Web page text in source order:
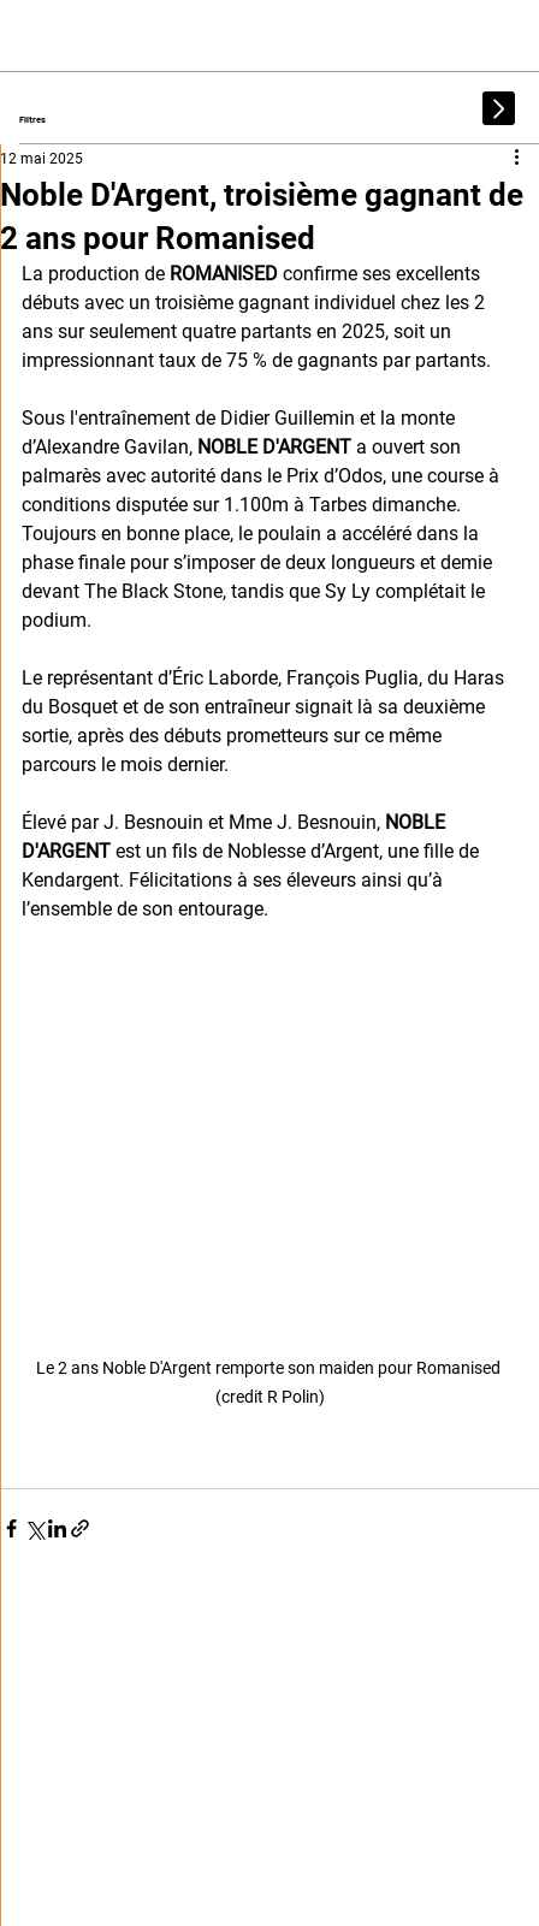
Filtres
Noble D'Argent, troisième gagnant de
2 ans pour Romanised
12 mai 2025
La production de ROMANISED confirme ses excellents
débuts avec un troisième gagnant individuel chez les 2
ans sur seulement quatre partants en 2025, soit un
impressionnant taux de 75 % de gagnants par partants.
Sous l'entraînement de Didier Guillemin et la monte
d’Alexandre Gavilan, NOBLE D'ARGENT a ouvert son
palmarès avec autorité dans le Prix d’Odos, une course à
conditions disputée sur 1.100m à Tarbes dimanche.
Toujours en bonne place, le poulain a accéléré dans la
phase finale pour s’imposer de deux longueurs et demie
devant The Black Stone, tandis que Sy Ly complétait le
podium.
Le représentant d’Éric Laborde, François Puglia, du Haras
du Bosquet et de son entraîneur signait là sa deuxième
sortie, après des débuts prometteurs sur ce même
parcours le mois dernier.
Élevé par J. Besnouin et Mme J. Besnouin, NOBLE
D'ARGENT est un fils de Noblesse d’Argent, une fille de
Kendargent. Félicitations à ses éleveurs ainsi qu’à
l’ensemble de son entourage.
Le 2 ans Noble D'Argent remporte son maiden pour Romanised
(credit R Polin)